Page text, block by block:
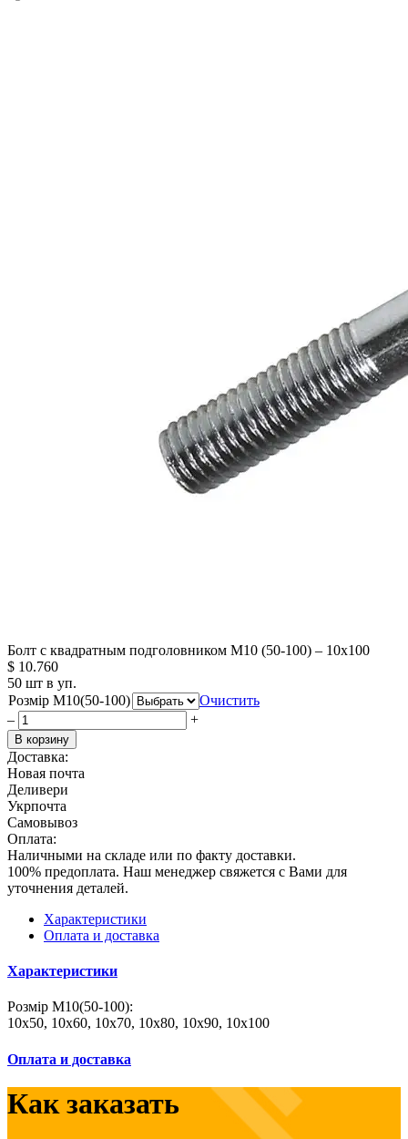
Болт с квадратным подголовником М10 (50-100) – 10х100
$ 10.760
50 шт в уп.
Розмір М10(50-100)
Очистить
–
+
В корзину
Доставка:
Новая почта
Деливери
Укрпочта
Самовывоз
Оплата:
Наличными на складе или по факту доставки.
100% предоплата. Наш менеджер свяжется с Вами для
уточнения деталей.
Характеристики
Оплата и доставка
Характеристики
Розмір М10(50-100):
10х50, 10х60, 10х70, 10х80, 10х90, 10х100
Оплата и доставка
Как заказать